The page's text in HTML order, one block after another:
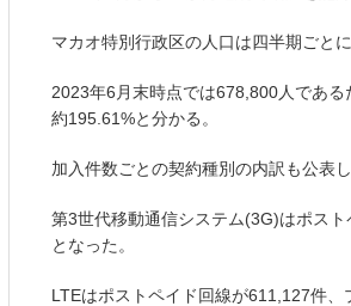
マカオ特別行政区の人口は四半期ごとに
2023年6月末時点では678,800人であ
約195.61%と分かる。
加入件数ごとの契約種別の内訳も公表し
第3世代移動通信システム(3G)はポス
となった。
LTEはポストペイド回線が611,127件、